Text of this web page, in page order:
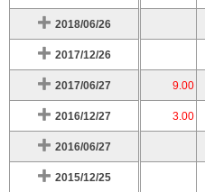
2018/06/26
2017/12/26
2017/06/27 9.00
2016/12/27 3.00
2016/06/27
2015/12/25